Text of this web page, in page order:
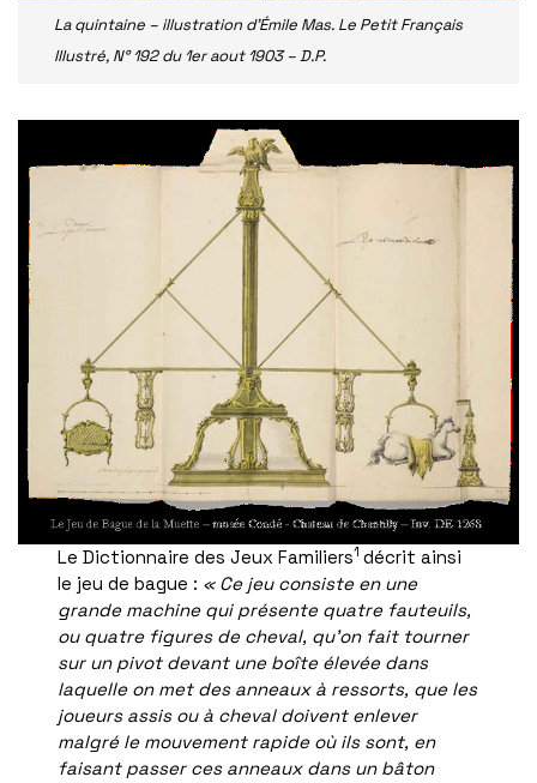
La quintaine – illustration d’Émile Mas. Le Petit Français
Illustré, N° 192 du 1er aout 1903 – D.P.
Le Dictionnaire des Jeux Familiers1 décrit ainsi
le jeu de bague : « Ce jeu consiste en une
grande machine qui présente quatre fauteuils,
ou quatre figures de cheval, qu’on fait tourner
sur un pivot devant une boîte élevée dans
laquelle on met des anneaux à ressorts, que les
joueurs assis ou à cheval doivent enlever
malgré le mouvement rapide où ils sont, en
faisant passer ces anneaux dans un bâton